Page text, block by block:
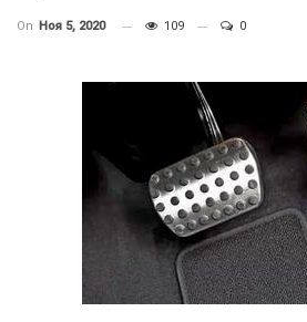
On Ноя 5, 2020 109 0